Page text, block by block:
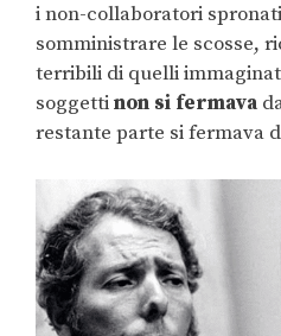
i non-collaboratori
somministrare le scosse,
terribili di quelli
soggettinon si fermava
restante parte si fermava